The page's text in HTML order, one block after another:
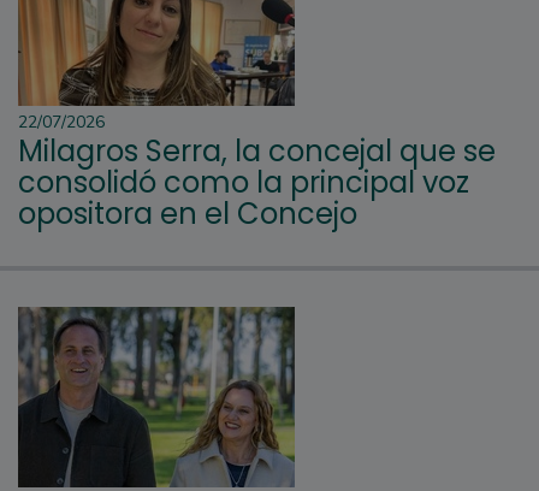
22/07/2026
Milagros Serra, la concejal que se
consolidó como la principal voz
opositora en el Concejo